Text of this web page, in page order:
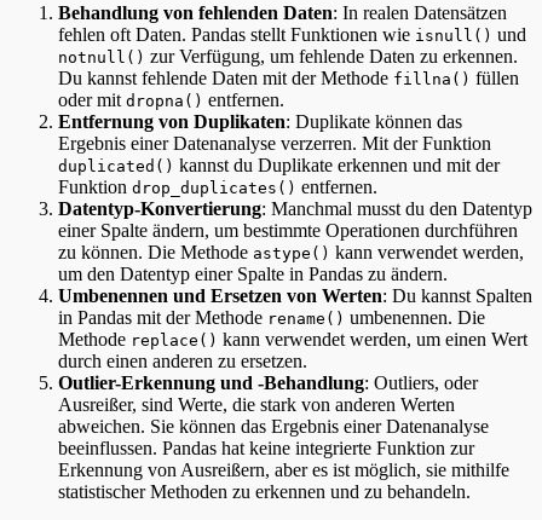
Behandlung von fehlenden Daten: In realen Datensätzen
fehlen oft Daten. Pandas stellt Funktionen wie isnull() und
notnull() zur Verfügung, um fehlende Daten zu erkennen.
Du kannst fehlende Daten mit der Methode fillna() füllen
oder mit dropna() entfernen.
Entfernung von Duplikaten: Duplikate können das
Ergebnis einer Datenanalyse verzerren. Mit der Funktion
duplicated() kannst du Duplikate erkennen und mit der
Funktion drop_duplicates() entfernen.
Datentyp-Konvertierung: Manchmal musst du den Datentyp
einer Spalte ändern, um bestimmte Operationen durchführen
zu können. Die Methode astype() kann verwendet werden,
um den Datentyp einer Spalte in Pandas zu ändern.
Umbenennen und Ersetzen von Werten: Du kannst Spalten
in Pandas mit der Methode rename() umbenennen. Die
Methode replace() kann verwendet werden, um einen Wert
durch einen anderen zu ersetzen.
Outlier-Erkennung und -Behandlung: Outliers, oder
Ausreißer, sind Werte, die stark von anderen Werten
abweichen. Sie können das Ergebnis einer Datenanalyse
beeinflussen. Pandas hat keine integrierte Funktion zur
Erkennung von Ausreißern, aber es ist möglich, sie mithilfe
statistischer Methoden zu erkennen und zu behandeln.